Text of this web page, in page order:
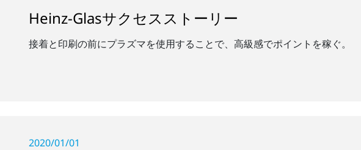
Heinz-Glasサクセスストーリー
接着と印刷の前にプラズマを使用することで、高級感でポイントを稼ぐ。
2020/01/01